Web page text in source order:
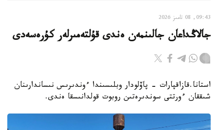
09:43, 08 تامىز 2026
جالاڭداعان جالىنمەن ەندى قۇلتەمىرلەر كۇرەسەدى
استانا.قازاقپارات - پاۆلودار وبلىسىندا ءوندىرىس نىساندارىنان
شىققان ءورتتى سوندىرەتىن روبوت قولدانىسقا ەندى.